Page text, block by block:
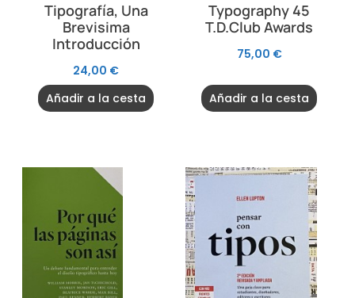
Tipografía, Una
Brevisima
Introducción
24,00 €
Añadir a la cesta
Typography 45
T.D.Club Awards
75,00 €
Añadir a la cesta